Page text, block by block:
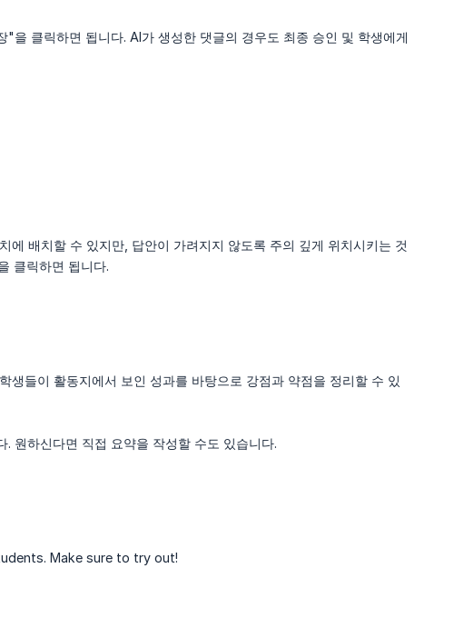
클릭하면 됩니다. AI가 생성한 댓글의 경우도 최종 승인 및 학생에게
에 배치할 수 있지만, 답안이 가려지지 않도록 주의 깊게 위치시키는 것
클릭하면 됩니다.
들이 활동지에서 보인 성과를 바탕으로 강점과 약점을 정리할 수 있
원하신다면 직접 요약을 작성할 수도 있습니다.
Make sure to try out!